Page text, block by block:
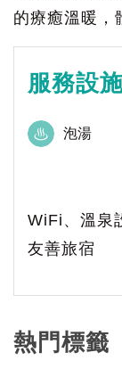
的療癒溫暖，
服務設
泡湯
WiFi、溫泉
友善旅宿
熱門標籤